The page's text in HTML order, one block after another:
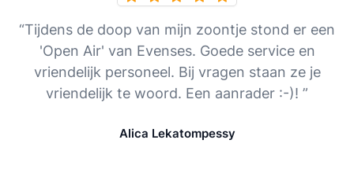
“Tijdens de doop van mijn zoontje stond er een
'Open Air' van Evenses. Goede service en
vriendelijk personeel. Bij vragen staan ze je
vriendelijk te woord. Een aanrader :-)! ”
Alica Lekatompessy